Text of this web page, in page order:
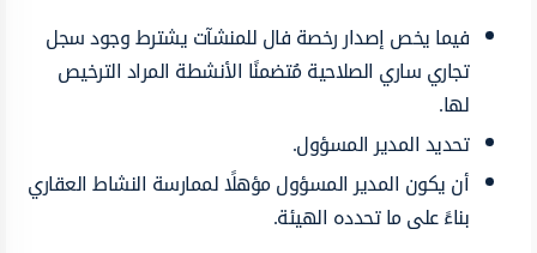
فيما يخص إصدار رخصة فال للمنشآت يشترط وجود سجل
تجاري ساري الصلاحية مُتضمنًا الأنشطة المراد الترخيص
لها.
تحديد المدير المسؤول.
أن يكون المدير المسؤول مؤهلًا لممارسة النشاط العقاري
بناءً على ما تحدده الهيئة.